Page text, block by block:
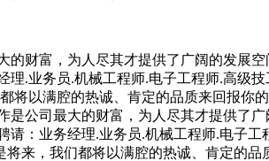
财富，为人尽其才提供了广阔的发展空
理.业务员.机械工程师.电子工程师.高级技
将以满腔的热诚、肯定的品质来回报你
是公司最大的财富，为人尽其才提供了广
请：业务经理.业务员.机械工程师.电子工
来，我们都将以满腔的热诚、肯定的品